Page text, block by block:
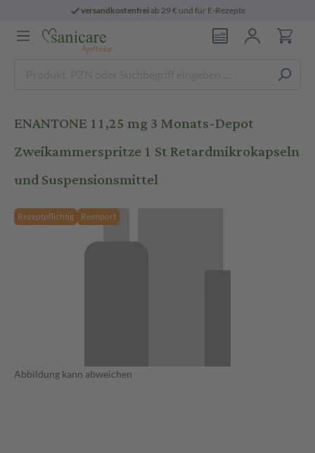
versandkostenfreiab 29 € und für E-Rezepte
ENANTONE 11,25 mg 3 Monats-Depot
Zweikammerspritze 1 St Retardmikrokapseln
und Suspensionsmittel
Rezeptpflichtig Reimport
Abbildung kann abweichen